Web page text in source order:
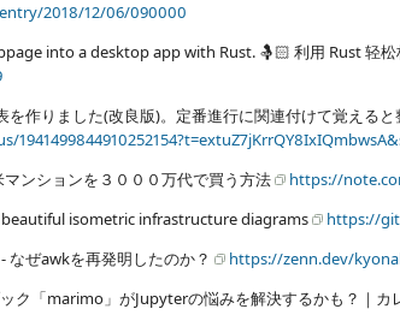
2018/12/06/090000
into a desktop app with Rust. 🤱🏻 利用 Rust 轻
作りました(改良版)。定番進行に関連付けて覚えると
ンションを３０００万代で買う方法
https://
isometric infrastructure diagrams
https://
なぜawkを再発明したのか？
https://zenn.dev/
ク「marimo」がJupyterの悩みを解決するかも？｜カ